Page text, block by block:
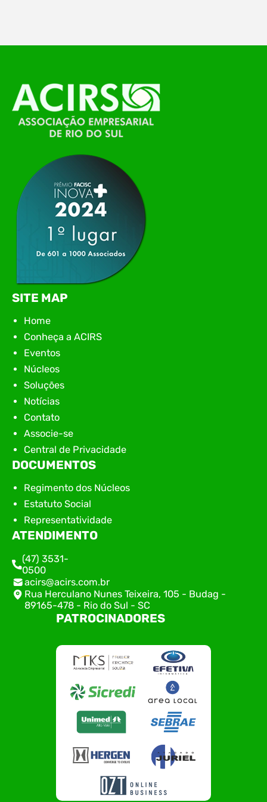
O Polo ACATE-ACIRS, por meio do NIAVI – Núcleo
de Tecnologia da Informação do Alto Vale do
Itajaí, realizou, no dia 21 de julho, o evento
Conexão Tech NIAVI, reunindo empresas de
tecnologia da região para uma noite de
apresentação de novas iniciativas para o setor. O
encontro aconteceu em Rio…
SITE MAP
Home
Conheça a ACIRS
Eventos
Núcleos
Soluções
Notícias
Contato
Associe-se
Central de Privacidade
DOCUMENTOS
Regimento dos Núcleos
Estatuto Social
Representatividade
ATENDIMENTO
(47) 3531-
0500
acirs@acirs.com.br
Rua Herculano Nunes Teixeira, 105 - Budag -
89165-478 - Rio do Sul - SC
PATROCINADORES